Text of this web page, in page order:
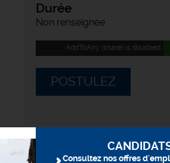
Durée
Non renseignée
AddToAny (share) is disabled.
POSTULEZ
Consultez nos offres